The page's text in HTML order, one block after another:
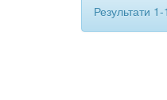
Результати